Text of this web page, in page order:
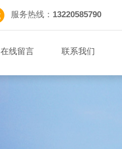
服务热线： 13220585790
在线留言 联系我们